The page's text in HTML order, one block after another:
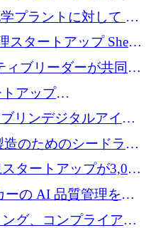
に到達
プラントに対して EU
の支援を獲得
スタートアップ Sherpa
ドルを調達
ィブリーダーが共同設
スタートアップが
を調達
アップ
資金で1,500万ユーロ
リンデジタルアイデ
するために350万ユー
のためのシードラウ
得タートアップが3,000
りにし、涙を流すハ
ーの AI 品質管理を拡
ルを調達
グ、コンプライアン